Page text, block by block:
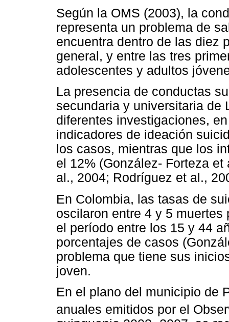
Según la OMS (2003), la
representa un problema de
encuentra dentro de las diez
general, y entre las tres
adolescentes y adultos
La presencia de conductas
secundaria y universitaria de
diferentes investigaciones,
indicadores de ideación
los casos, mientras que los
el 12% (González- Forteza
al., 2004; Rodríguez et al.,
En Colombia, las tasas de
oscilaron entre 4 y 5
el período entre los 15 y 44
porcentajes de casos
problema que tiene sus
joven.
En el plano del municipio de
anuales emitidos por el